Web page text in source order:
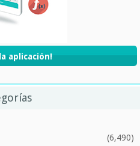
aplicación!
(6,490)